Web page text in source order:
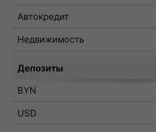
Автокредит
Недвижимость
Депозиты
BYN
USD